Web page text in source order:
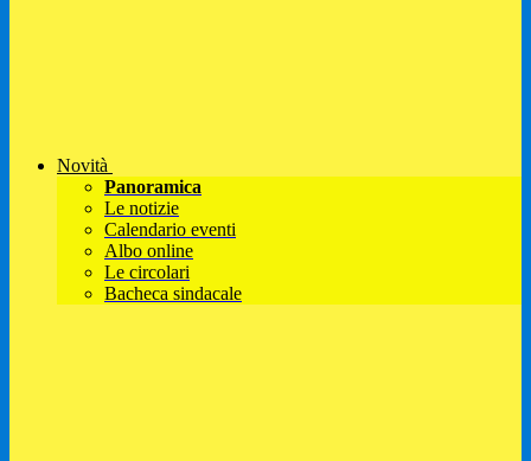
Novità
Panoramica
Le notizie
Calendario eventi
Albo online
Le circolari
Bacheca sindacale